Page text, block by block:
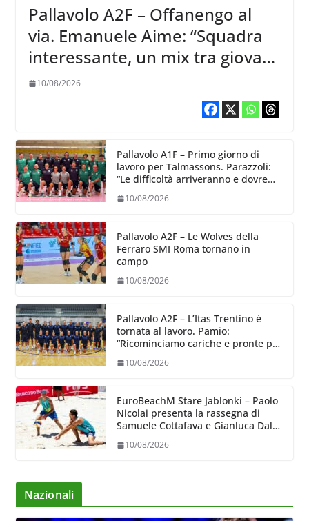
Pallavolo A2F – Offanengo al
via. Emanuele Aime: “Squadra
interessante, un mix tra giovani
ed esperte”
10/08/2026
Pallavolo A1F – Primo giorno di
lavoro per Talmassons. Parazzoli:
“Le difficoltà arriveranno e dovremo
10/08/2026
Pallavolo A2F – Le Wolves della
Ferraro SMI Roma tornano in
campo
10/08/2026
Pallavolo A2F – L’Itas Trentino è
tornata al lavoro. Pamio:
“Ricominciamo cariche e pronte per
10/08/2026
EuroBeachM Stare Jablonki – Paolo
Nicolai presenta la rassegna di
Samuele Cottafava e Gianluca Dal
10/08/2026
Nazionali